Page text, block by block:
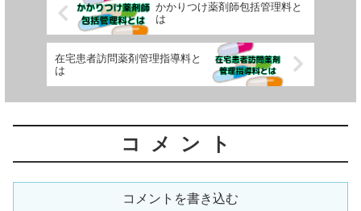
かかりつけ薬剤師包括管理料と
は
在宅患者訪問薬剤管理指導料と
は
コメント
コメントを書き込む